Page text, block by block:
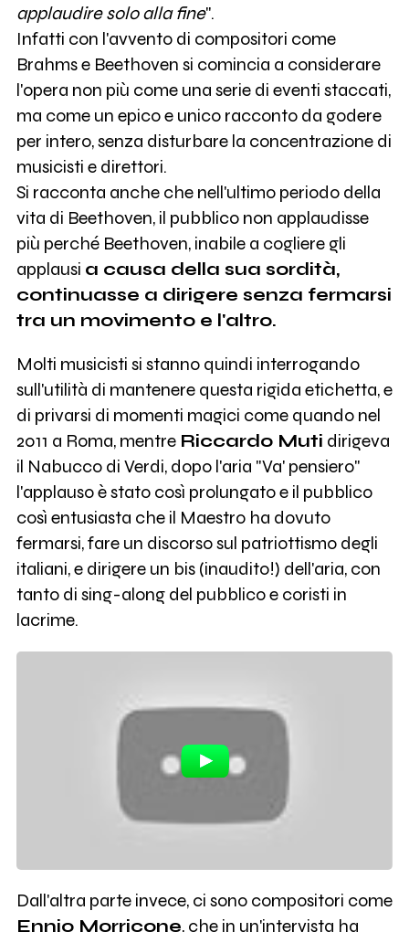
applaudire solo alla fine".
Infatti con l'avvento di compositori come
Brahms e Beethoven si comincia a considerare
l'opera non più come una serie di eventi staccati,
ma come un epico e unico racconto da godere
per intero, senza disturbare la concentrazione di
musicisti e direttori.
Si racconta anche che nell'ultimo periodo della
vita di Beethoven, il pubblico non applaudisse
più perché Beethoven, inabile a cogliere gli
applausi a causa della sua sordità,
continuasse a dirigere senza fermarsi
tra un movimento e l'altro.
Molti musicisti si stanno quindi interrogando
sull'utilità di mantenere questa rigida etichetta, e
di privarsi di momenti magici come quando nel
2011 a Roma, mentre Riccardo Muti dirigeva
il Nabucco di Verdi, dopo l'aria "Va' pensiero"
l'applauso è stato così prolungato e il pubblico
così entusiasta che il Maestro ha dovuto
fermarsi, fare un discorso sul patriottismo degli
italiani, e dirigere un bis (inaudito!) dell'aria, con
tanto di sing-along del pubblico e coristi in
lacrime.
Dall'altra parte invece, ci sono compositori come
Ennio Morricone, che in un'intervista ha